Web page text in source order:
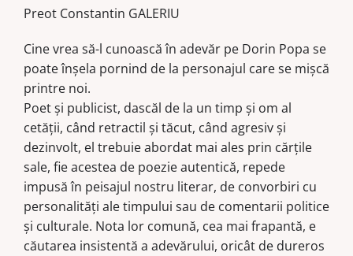
Preot Constantin GALERIU
Cine vrea să-l cunoască în adevăr pe Dorin Popa se
poate înşela pornind de la personajul care se mişcă
printre noi.
Poet şi publicist, dascăl de la un timp şi om al
cetăţii, când retractil şi tăcut, când agresiv şi
dezinvolt, el trebuie abordat mai ales prin cărţile
sale, fie acestea de poezie autentică, repede
impusă în peisajul nostru literar, de convorbiri cu
personalităţi ale timpului sau de comentarii politice
şi culturale. Nota lor comună, cea mai frapantă, e
căutarea insistentă a adevărului, oricât de dureros